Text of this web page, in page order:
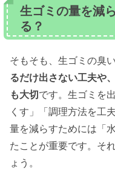
生ゴミの量を減
る？
そもそも、生ゴミの臭
るだけ出さない工夫や
も大切 です。生ゴミを
くす」「調理方法を工
量を減らすためには「
たことが重要です。そ
ょう。